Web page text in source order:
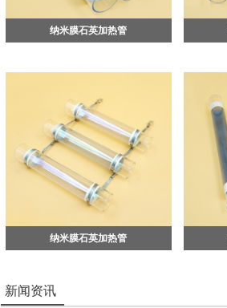
纳米膜石英加热管
纳米膜石英加热管
新闻资讯